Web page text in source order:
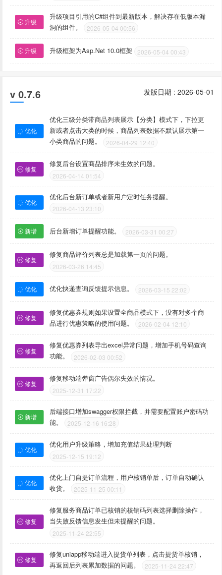
升级
升级项目引用的C#组件到最新版本，解决存在低版本漏
洞的组件。
2026-05-04 00:56
升级 升级框架为Asp.Net 10.0框架 2026-05-04 00:43
v 0.7.6 发版日期 : 2026-05-01
优化
优化三级分类带商品列表展示【分类】模式下，下拉更
新或者点击大类的时候，商品列表数据不默认展示第一
小类商品的问题。
2026-04-29 12:40
修复
修复后台设置商品排序未生效的问题。
2026-04-14 01:54
优化
优化后台新订单或者新用户定时任务提醒。
2026-04-13 23:10
新增 后台新增订单提醒功能。 2026-03-31 00:27
修复
修复商品评价列表总是加载第一页的问题。
2026-03-26 14:45
优化 优化快递查询反馈提示信息。 2026-03-15 22:02
修复
修复优惠券规则如果设置全商品模式下，没有对多个商
品进行优惠策略的使用问题。
2026-02-04 12:10
修复
修复优惠券列表导出excel异常问题，增加手机号码查询
功能。
2026-02-03 00:52
修复
修复移动端弹窗广告偶尔失效的情况。
2025-12-31 17:22
新增
后端接口增加swagger权限拦截，并需要配置账户密码功
能。
2025-12-16 16:28
优化
优化用户升级策略，增加充值结果处理判断
2025-12-15 19:12
优化
优化上门自提订单流程，用户核销单后，订单自动确认
收货。
2025-11-25 00:11
修复
修复服务商品订单已核销的核销码列表选择删除操作，
当失败反馈信息发生但未提醒的问题。
2025-11-24 22:55
修复
修复uniapp移动端进入提货单列表，点击提货单核销，
再返回后列表累加数据的问题。
2025-11-24 22:47